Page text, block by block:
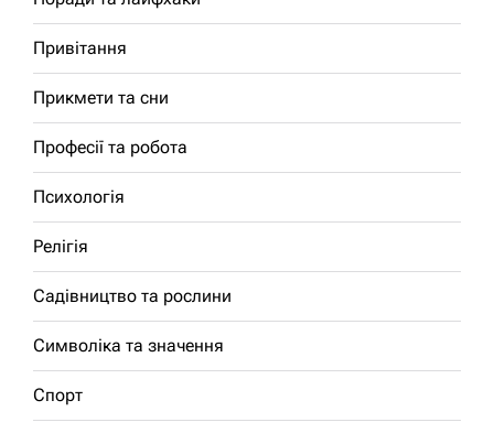
Привітання
Прикмети та сни
Професії та робота
Психологія
Релігія
Садівництво та рослини
Символіка та значення
Спорт